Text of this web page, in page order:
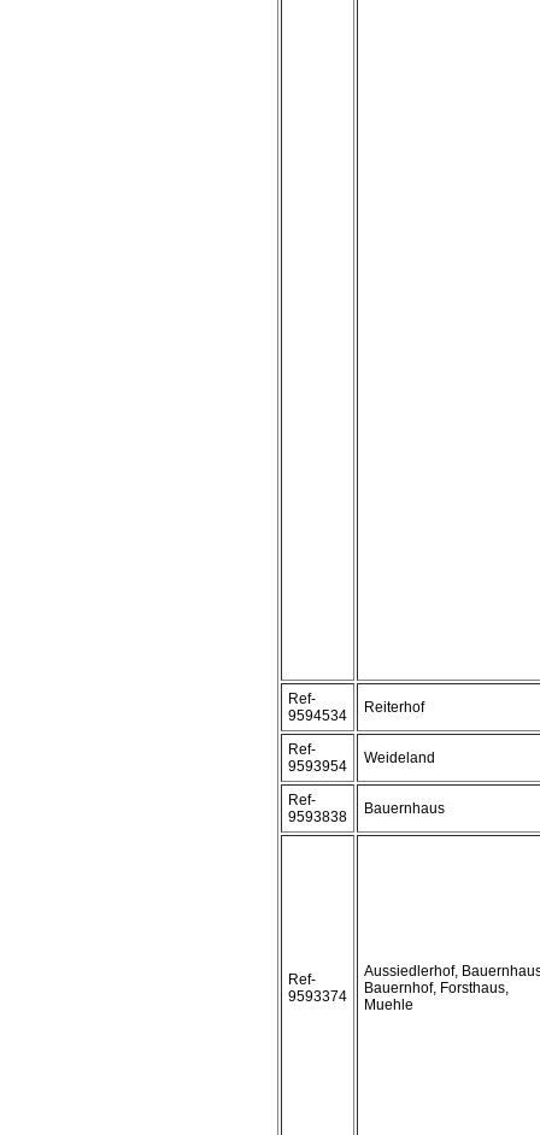
Ref-
9594534
Reiterhof
Ref-
9593954
Weideland
Ref-
9593838
Bauernhaus
Ref-
9593374
Aussiedlerhof,
Bauernhof, Forsthaus,
Muehle